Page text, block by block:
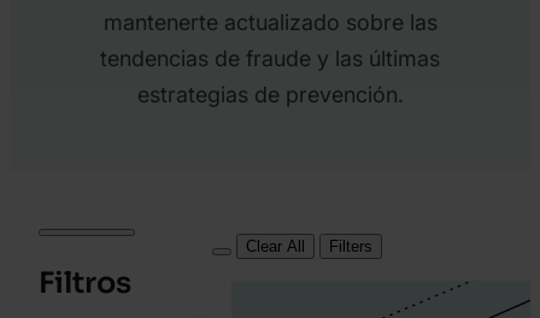
mantenerte actualizado sobre las
tendencias de fraude y las últimas
estrategias de prevención.
Filtros
Clear All Filters